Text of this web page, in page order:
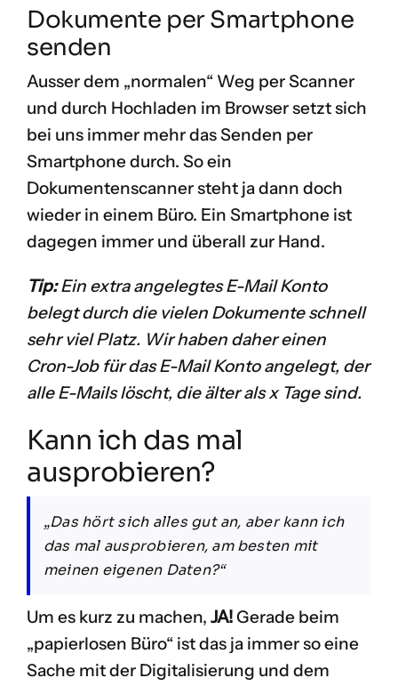
Dokumente per Smartphone
senden
Ausser dem „normalen“ Weg per Scanner
und durch Hochladen im Browser setzt sich
bei uns immer mehr das Senden per
Smartphone durch. So ein
Dokumentenscanner steht ja dann doch
wieder in einem Büro. Ein Smartphone ist
dagegen immer und überall zur Hand.
Tip:Ein extra angelegtes E-Mail Konto
belegt durch die vielen Dokumente schnell
sehr viel Platz. Wir haben daher einen
Cron-Job für das E-Mail Konto angelegt, der
alle E-Mails löscht, die älter als x Tage sind.
Kann ich das mal
ausprobieren?
„Das hört sich alles gut an, aber kann ich
das mal ausprobieren, am besten mit
meinen eigenen Daten?“
Um es kurz zu machen, JA!Gerade beim
„papierlosen Büro“ ist das ja immer so eine
Sache mit der Digitalisierung und dem